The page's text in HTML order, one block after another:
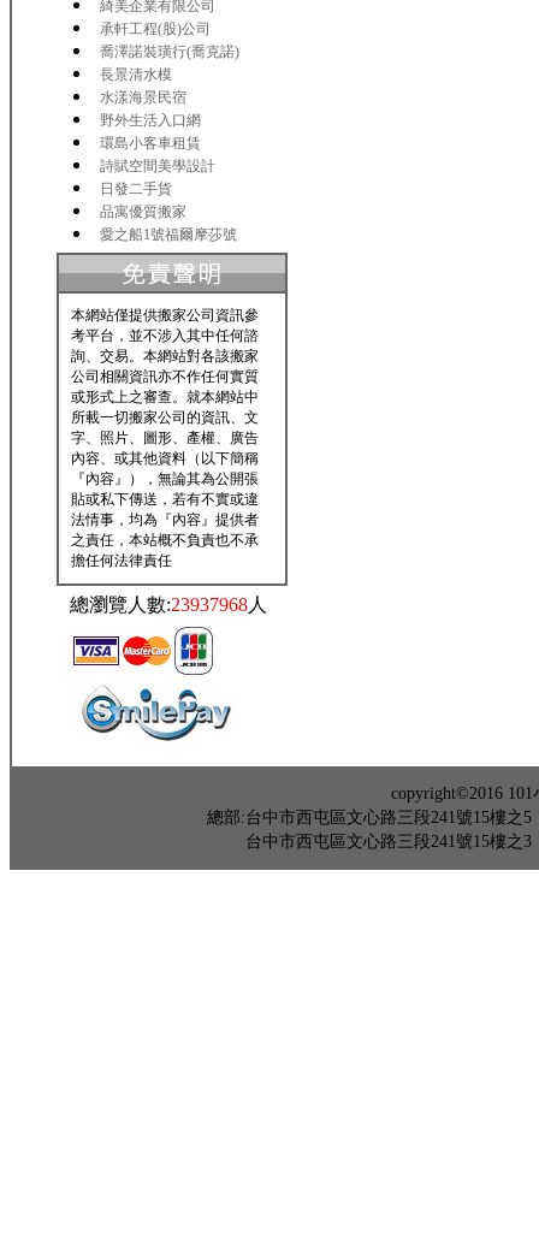
綺美企業有限公司
承軒工程(股)公司
喬澤諾裝璜行(喬克諾)
長景清水模
水漾海景民宿
野外生活入口網
環島小客車租賃
詩賦空間美學設計
日發二手貨
品寓優質搬家
愛之船1號福爾摩莎號
本網站僅提供搬家公司資訊參
考平台，並不涉入其中任何諮
詢、交易。本網站對各該搬家
公司相關資訊亦不作任何實質
或形式上之審查。就本網站中
所載一切搬家公司的資訊、文
字、照片、圖形、產權、廣告
內容、或其他資料（以下簡稱
『內容』），無論其為公開張
貼或私下傳送，若有不實或違
法情事，均為『內容』提供者
之責任，本站概不負責也不承
擔任何法律責任
總瀏覽人數:23937968人
copyright©2016
總部:台中市西屯區文心路三段241號15樓之
台中市西屯區文心路三段241號15樓